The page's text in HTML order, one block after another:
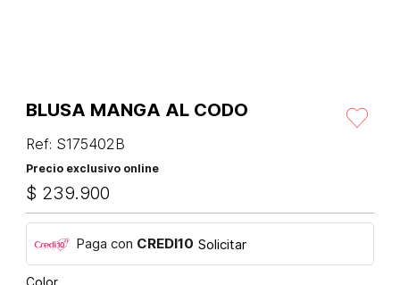
BLUSA MANGA AL CODO
Ref: S175402B
Precio exclusivo online
$ 239.900
Paga con CREDI10 Solicitar